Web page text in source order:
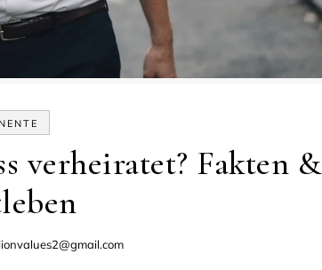
verheiratet? Fakten &